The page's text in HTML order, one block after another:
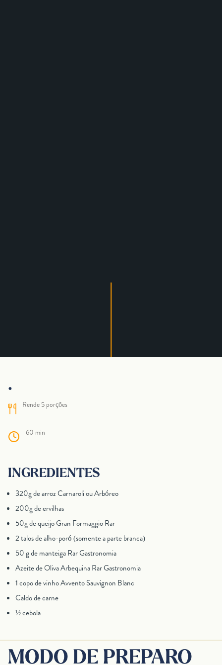
.
Rende 5 porções
60 min
INGREDIENTES
320g de arroz Carnaroli ou Arbóreo
200g de ervilhas
50g de queijo Gran Formaggio Rar
2 talos de alho-poró (somente a parte branca)
50 g de manteiga Rar Gastronomia
Azeite de Oliva Arbequina Rar Gastronomia
1 copo de vinho Avvento Sauvignon Blanc
Caldo de carne
½ cebola
MODO DE PREPARO